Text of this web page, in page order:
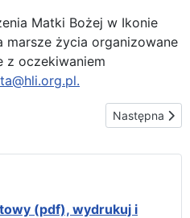
Matki Bożej w Ikonie
marsze życia organizowane
z oczekiwaniem
.
w parafii Jana Pawła IINastępna
Następna
(pdf), wydrukuj i